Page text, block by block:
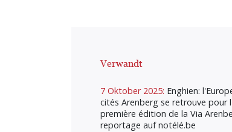
Verwandt
7 Oktober 2025: Enghien:
cités Arenberg se retrouve pour
première édition de la Via
reportage auf notélé.be